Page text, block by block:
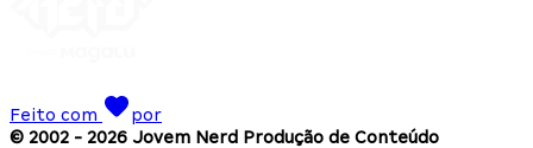
Feito com
por
© 2002 - 2026 Jovem Nerd Produção de Conteúdo